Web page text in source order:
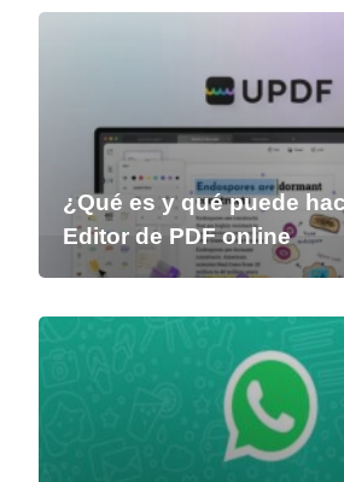
¿Qué es y qué puede
Editor de PDF online